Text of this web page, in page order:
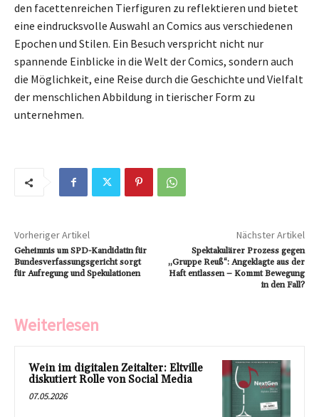
den facettenreichen Tierfiguren zu reflektieren und bietet
eine eindrucksvolle Auswahl an Comics aus verschiedenen
Epochen und Stilen. Ein Besuch verspricht nicht nur
spannende Einblicke in die Welt der Comics, sondern auch
die Möglichkeit, eine Reise durch die Geschichte und Vielfalt
der menschlichen Abbildung in tierischer Form zu
unternehmen.
Vorheriger Artikel
Geheimnis um SPD-Kandidatin für
Bundesverfassungsgericht sorgt
für Aufregung und Spekulationen
Nächster Artikel
Spektakulärer Prozess gegen
„Gruppe Reuß“: Angeklagte aus der
Haft entlassen – Kommt Bewegung
in den Fall?
Weiterlesen
Wein im digitalen Zeitalter: Eltville
diskutiert Rolle von Social Media
07.05.2026